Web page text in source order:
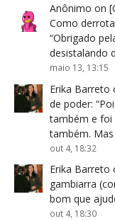
Anônimo on
Como
“Obrigado
desistalando
maio 13, 13:15
Erika Barreto
de poder: “
também e foi
também.
out 4, 18:32
Erika Barreto
gambiarra
bom que
out 4, 18:30